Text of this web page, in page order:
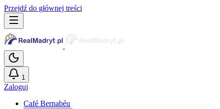
Przejdź do głównej treści
1
Zaloguj
Café Bernabéu